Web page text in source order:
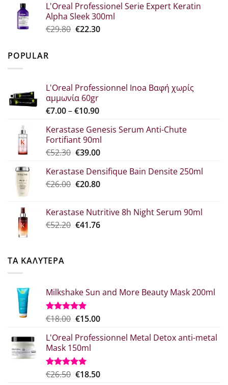
was:
€34.60.
τιμή
είναι:
€25.90.
L'Oreal Professionel Serie Expert Keratin
Alpha Sleek 300ml
€29.80 Original
€22.30Η
POPULAR
L'Oreal Professionnel Inoa Βαφή χωρίς
αμμωνία 60gr
€7.00–€10.90Price
€7.00
through
€10.90
Kerastase Genesis Serum Anti-Chute
Fortifiant 90ml
€52.30 Original
was:
€52.30.
€39.00Η
τιμή
είναι:
Kerastase Densifique Bain Densite 250ml
€26.00 Original
€26.00.
€20.80Η
είναι:
€20.80.
Kerastase Nutritive 8h Night Serum 90ml
€52.20 Original
€41.76Η
ΤΑ ΚΑΛΥΤΕΡΑ
Milkshake Sun and More Beauty Mask 200ml
Βαθμολογήθηκε
από 5
€18.00 Original
was:
€18.00.
€15.00Η
τιμή
L'Oreal Professionnel Metal Detox anti-metal
Mask 150ml
Βαθμολογήθηκε
€26.50 Original
€18.50Η